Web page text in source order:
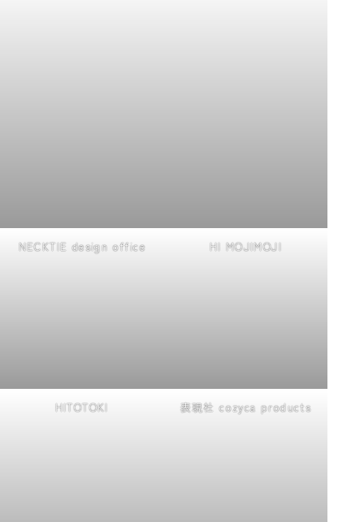
NECKTIE design office HI MOJIMOJI
HITOTOKI 表現社 cozyca products